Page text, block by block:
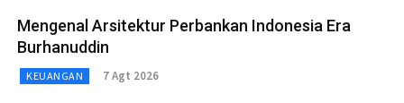
Mengenal Arsitektur Perbankan Indonesia Era
Burhanuddin
KEUANGAN 7 Agt 2026